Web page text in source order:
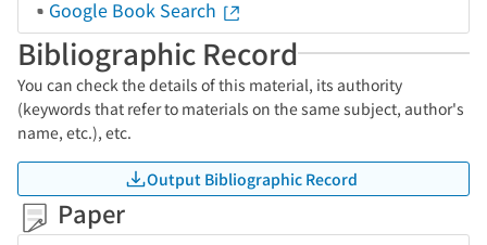
Google Book Search
Bibliographic Record
You can check the details of this material, its authority
(keywords that refer to materials on the same subject, author's
name, etc.), etc.
Output Bibliographic Record
Paper